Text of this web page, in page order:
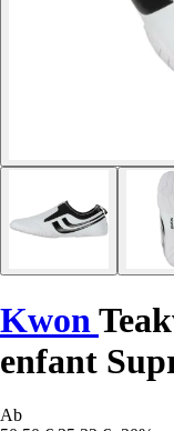
Kwon
enfant
Ab